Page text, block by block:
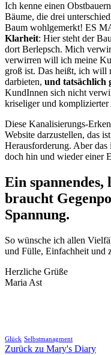
Ich kenne einen
Bäume, die drei
Baum wohlgemerkt! ES
Klarheit: Hier steht der
dort Berlepsch. Mich
verwirren will ich meine
groß ist. Das heißt, ich will
darbieten, und tatsächlich
KundInnen sich nicht
kriseliger und komplizierter
Diese Kanalisierungs-
Website darzustellen, das
Herausforderung. Aber das
doch hin und wieder einer
Ein spannendes,
braucht
Spannung.
So wünsche ich allen
und Fülle, Einfachheit und
Herzliche Grüße
Maria Ast
Glück Selbstmanagment
Zurück zu Mary's Diary